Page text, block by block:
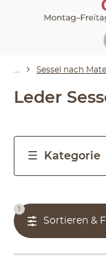
Sessel nach
Leder
Kategorie
1
Sortieren &